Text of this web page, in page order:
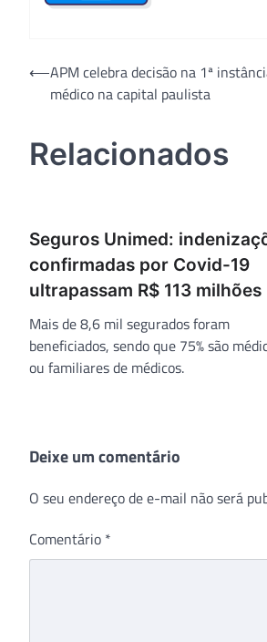
Navegação
⟵APM celebra decisão na 1ª
médico na capital paulista
Relacionados
Seguros Unimed:
confirmadas por Covid-19
ultrapassam R$ 113 milhões
Mais de 8,6 mil segurados foram
beneficiados, sendo que 75% são
ou familiares de médicos.
Deixe um comentário
O seu endereço de e-mail não será
Comentário *